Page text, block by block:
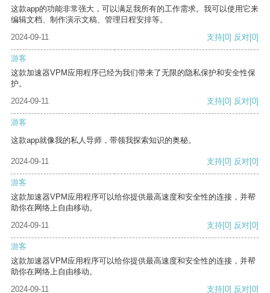
这款app的功能非常强大，可以满足我所有的工作需求。我可以使用它来
编辑文档、制作演示文稿、管理日程安排等。
2024-09-11
支持[0] 反对[0]
游客
这款加速器VPM应用程序已经为我们带来了无限的隐私保护和安全性保
护。
2024-09-11
支持[0] 反对[0]
游客
这款app就像我的私人导师，带领我探索知识的奥秘。
2024-09-11 支持[0] 反对[0]
游客
这款加速器VPM应用程序可以给你提供最高速度和安全性的连接，并帮
助你在网络上自由移动。
2024-09-11
支持[0] 反对[0]
游客
这款加速器VPM应用程序可以给你提供最高速度和安全性的连接，并帮
助你在网络上自由移动。
2024-09-11
支持[0] 反对[0]